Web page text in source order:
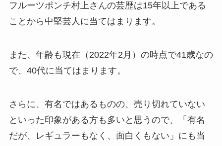
フルーツポンチ村上さんの芸歴は15年以上である
ことから中堅芸人に当てはまります。
また、年齢も現在（2022年2月）の時点で41歳なの
で、40代に当てはまります。
さらに、有名ではあるものの、売り切れていない
といった印象がある方も多いと思うので、「有名
だが、レギュラーもなく、面白くもない」にも当